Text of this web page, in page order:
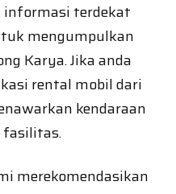
informasi terdekat
mengumpulkan
Karya. Jika anda
rental mobil dari
kendaraan
fasilitas.
merekomendasikan